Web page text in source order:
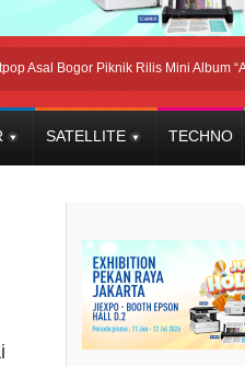
Bogor Piknik Rilis Mini Album
SATELLITE TECHNO